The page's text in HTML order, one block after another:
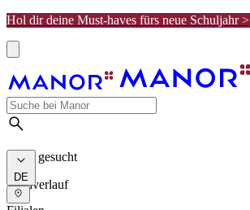
Hol dir deine Must-haves fürs neue Schuljahr >
Meist gesucht
Suchverlauf
DE